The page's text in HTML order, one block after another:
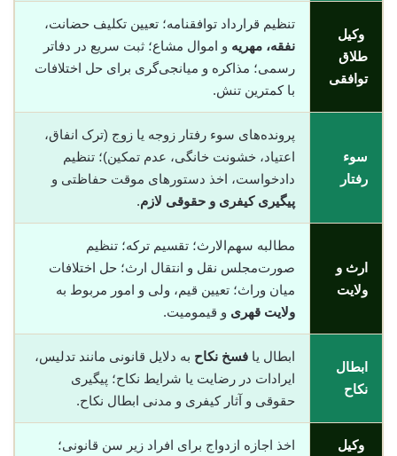
وکیل
طلاق
توافقی
تنظیم قرارداد توافقنامه؛ تعیین تکلیف حضانت،
نفقه، مهریه و اموال مشاع؛ ثبت سریع در دفاتر
رسمی؛ مذاکره و میانجی‌گری برای حل اختلافات
با کمترین تنش.
سوء
رفتار
پرونده‌های سوء رفتار زوجه یا زوج (ترک انفاق،
اعتیاد، خشونت خانگی، عدم تمکین)؛ تنظیم
دادخواست، اخذ دستورهای موقت حفاظتی و
پیگیری کیفری و حقوقی لازم.
ارث و
ولایت
مطالبه سهم‌الارث؛ تقسیم ترکه؛ تنظیم
صورت‌مجلس نقل و انتقال ارث؛ حل اختلافات
میان وراث؛ تعیین قیم، ولی و امور مربوط به
ولایت قهری و قیمومیت.
ابطال
نکاح
ابطال یا فسخ نکاح به دلایل قانونی مانند تدلیس،
ایرادات در رضایت یا شرایط نکاح؛ پیگیری
حقوقی و آثار کیفری و مدنی ابطال نکاح.
وکیل
اخذ اجازه ازدواج برای افراد زیر سن قانونی؛